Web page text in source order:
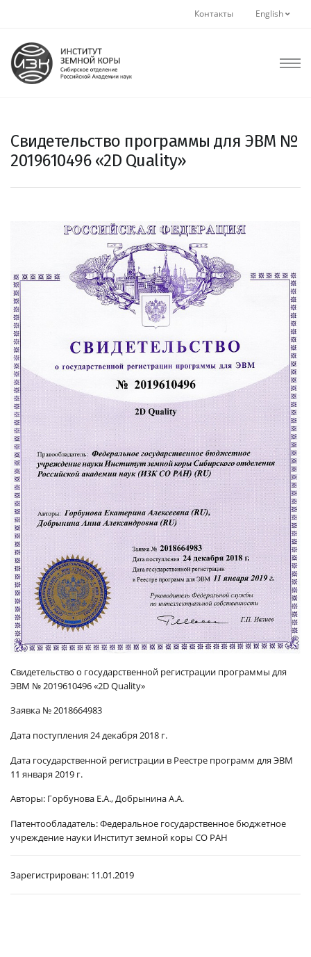
Контакты English
Свидетельство программы для ЭВМ №
2019610496 «2D Quality»
Свидетельство о государственной регистрации программы для
ЭВМ № 2019610496«2D Quality»
Заявка № 2018664983
Дата поступления 24 декабря 2018 г.
Дата государственной регистрации в Реестре программ для ЭВМ
11 января 2019 г.
Авторы: Горбунова Е.А., Добрынина А.А.
Патентообладатель:Федеральное государственное бюджетное
учреждение науки Институт земной коры СО РАН
Зарегистрирован: 11.01.2019